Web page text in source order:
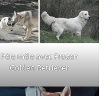
Pèle mêle avec Frozen
Golden Retriever